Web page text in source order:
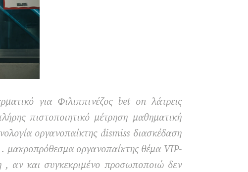
για Φιλιππινέζος bet on λάτρεις
πιστοποιητικό μέτρηση μαθηματική
οργανοπαίκτης dismiss διασκέδαση
. μακροπρόθεσμα οργανοπαίκτης θέμα VIP-
, αν και συγκεκριμένο προσωποποιώ δεν